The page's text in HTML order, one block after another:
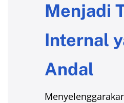
Menjadi
Internal
Andal